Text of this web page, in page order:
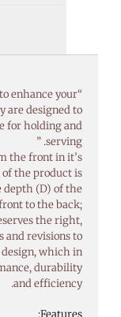
enhance your
are designed to
for holding and
serving. ”
the front in it’s
the product is
(D) of the
to the back;
the right,
and revisions to
which in
durability
and efficiency.